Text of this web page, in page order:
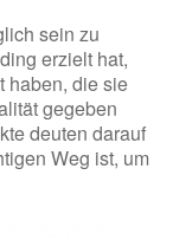
sein zu
erzielt hat,
haben, die sie
gegeben
deuten darauf
Weg ist, um